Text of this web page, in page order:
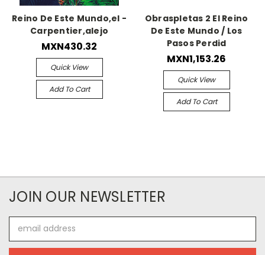
Reino De Este Mundo,el -
Carpentier,alejo
MXN430.32
Quick View
Add To Cart
Obraspletas 2 El Reino
De Este Mundo / Los
Pasos Perdid
MXN1,153.26
Quick View
Add To Cart
JOIN OUR NEWSLETTER
Address